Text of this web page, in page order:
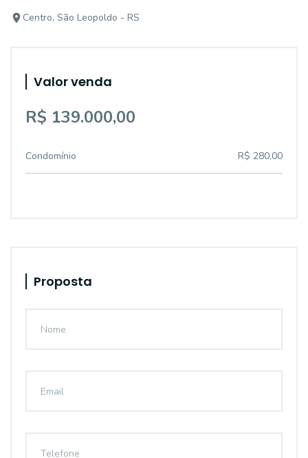
Centro, São Leopoldo - RS
Valor venda
R$ 139.000,00
Condomínio R$ 280,00
Proposta